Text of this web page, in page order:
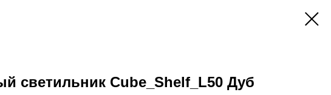
светильник Cube_Shelf_L50 Дуб